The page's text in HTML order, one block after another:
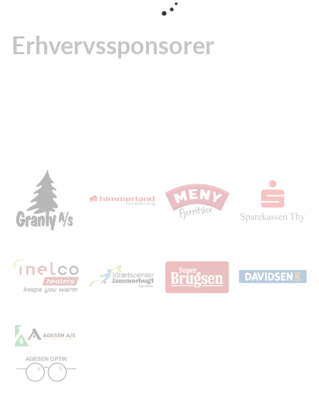
Erhvervssponsorer